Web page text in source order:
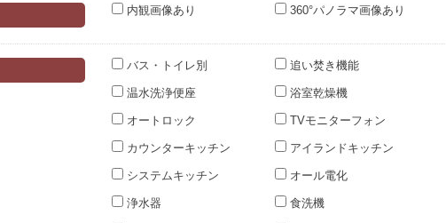
内観画像あり 360°パノラマ画像あり
バス・トイレ別 追い焚き機能
温水洗浄便座 浴室乾燥機
オートロック TVモニターフォン
カウンターキッチン アイランドキッチン
システムキッチン オール電化
浄水器 食洗機